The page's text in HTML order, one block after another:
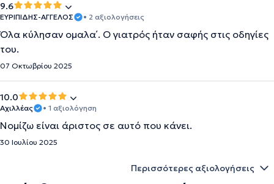
9.6
ΕΥΡΙΠΙΔΗΣ-ΑΓΓΕΛΟΣ • 2 αξιολογήσεις
Όλα κύλησαν ομαλα΄. Ο γιατρός ήταν σαφής στις οδηγίες
του.
07 Οκτωβρίου 2025
10.0
Αχιλλέας • 1 αξιολόγηση
Νομίζω είναι άριστος σε αυτό που κάνει.
30 Ιουλίου 2025
Περισσότερες αξιολογήσεις